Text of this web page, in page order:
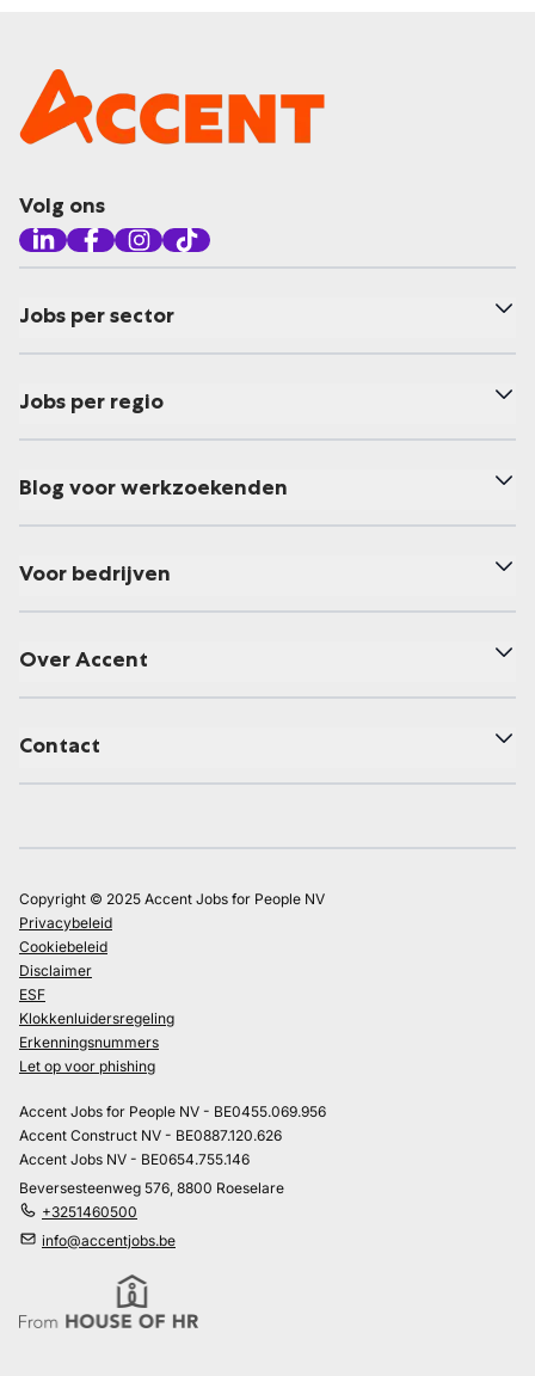
Volg ons
Jobs per sector
Jobs per regio
Blog voor werkzoekenden
Voor bedrijven
Over Accent
Contact
Copyright © 2025 Accent Jobs for People NV
Privacybeleid
Cookiebeleid
Disclaimer
ESF
Klokkenluidersregeling
Erkenningsnummers
Let op voor phishing
Accent Jobs for People NV - BE0455.069.956
Accent Construct NV - BE0887.120.626
Accent Jobs NV - BE0654.755.146
Beversesteenweg 576, 8800 Roeselare
+3251460500
info@accentjobs.be